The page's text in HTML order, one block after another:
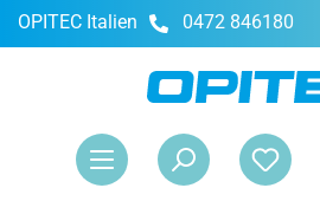
springen
OPITEC Italien 0472 846180